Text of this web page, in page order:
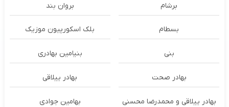
برشام بروان بند
بسطام بلک اسکورپیون موزیک
بنی بنیامین بهادری
بهادر صحت بهادر ییلاقی
بهادر ییلاقی و محمدرضا محسنی بهامین جوادی